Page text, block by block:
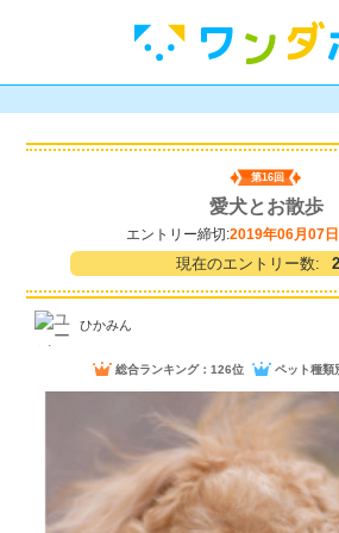
第16回
愛犬とお散歩
エントリー締切:2019年06月07
現在のエントリー数:
ひかみん
総合ランキング：126位 ペット種類